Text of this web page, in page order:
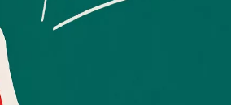
joc i de trobada, però
per la
relacionades amb el servei. Aquest
pot ser revocat en qualsevol moment
de baixa present a tots els correus.